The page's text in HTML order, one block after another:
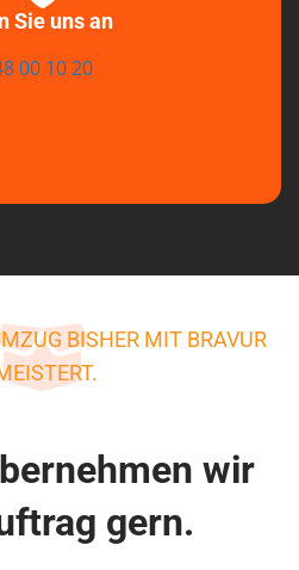
Sie uns an
00 10 20
BISHER MIT BRAVUR
wir
gern.